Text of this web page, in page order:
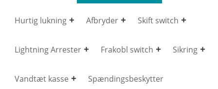
Hurtig lukning Afbryder Skift switch
Lightning Arrester Frakobl switch Sikring
Vandtæt kasse Spændingsbeskytter